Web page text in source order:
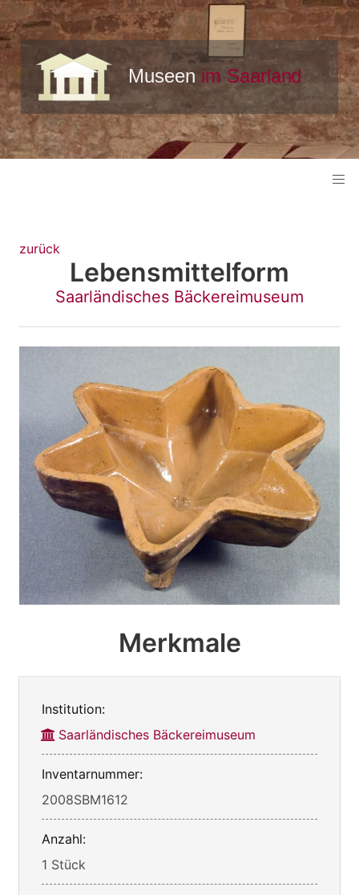
zurück
Lebensmittelform
Saarländisches Bäckereimuseum
Merkmale
Institution:
Saarländisches Bäckereimuseum
Inventarnummer:
2008SBM1612
Anzahl:
1 Stück